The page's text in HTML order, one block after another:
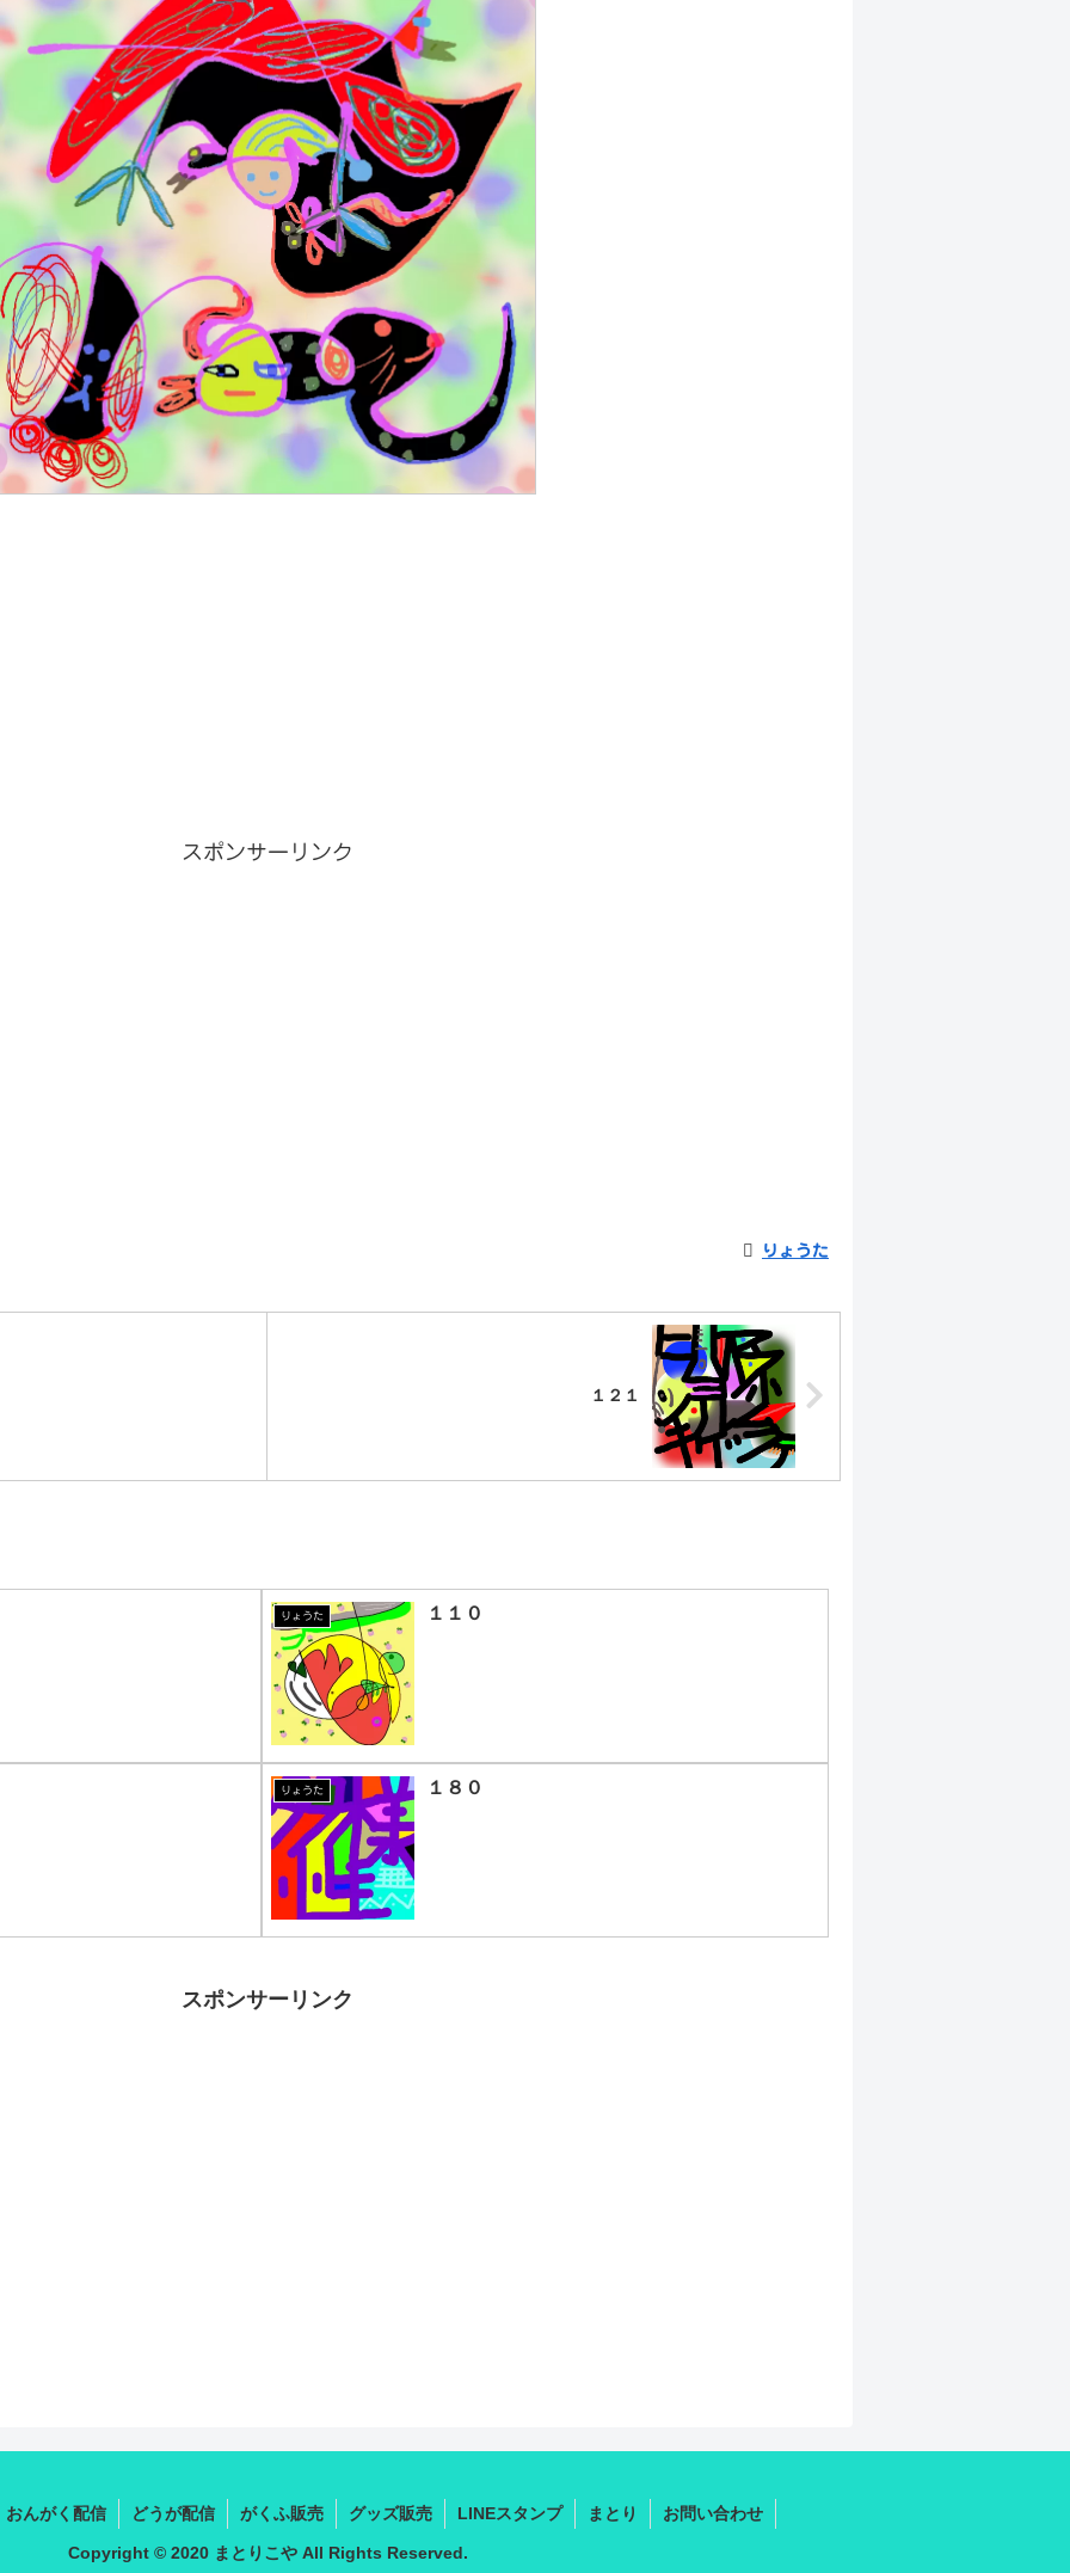
スポンサーリンク
りょうた
１２１
りょうた １１０
りょうた １８０
スポンサーリンク
おんがく配信 どうが配信 がくふ販売 グッズ販売 LINEスタンプ まとり お問い合わせ
Copyright © 2020 まとりこや All Rights Reserved.